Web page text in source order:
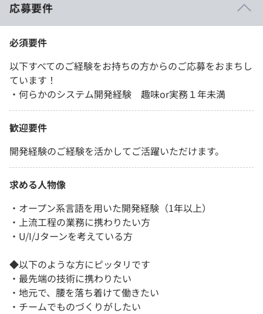
応募要件
必須要件
以下すべてのご経験をお持ちの方からのご応募をおまちし
ています！
・何らかのシステム開発経験 趣味or実務１年未満
歓迎要件
開発経験のご経験を活かしてご活躍いただけます。
求める人物像
・オープン系言語を用いた開発経験（1年以上）
・上流工程の業務に携わりたい方
・U/I/Jターンを考えている方
◆以下のような方にピッタリです
・最先端の技術に携わりたい
・地元で、腰を落ち着けて働きたい
・チームでものづくりがしたい